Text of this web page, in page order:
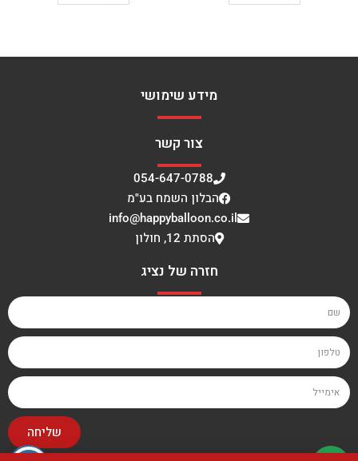
מידע שימושי
צור קשר
054-647-0788
הבלון השמח בע"מ
info@happyballoon.co.il
הסתת 12, חולון
חזרה של נציג
שליחה